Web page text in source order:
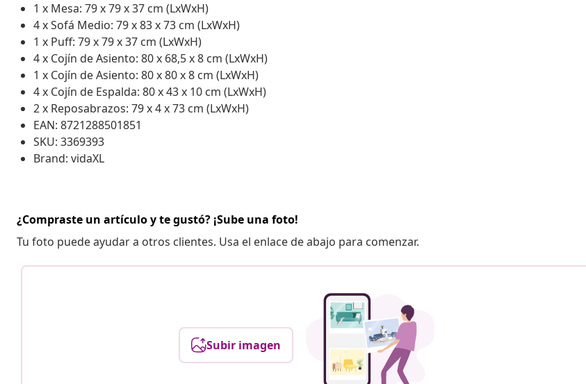
1 x Mesa: 79 x 79 x 37 cm (LxWxH)
4 x Sofá Medio: 79 x 83 x 73 cm (LxWxH)
1 x Puff: 79 x 79 x 37 cm (LxWxH)
4 x Cojín de Asiento: 80 x 68,5 x 8 cm (LxWxH)
1 x Cojín de Asiento: 80 x 80 x 8 cm (LxWxH)
4 x Cojín de Espalda: 80 x 43 x 10 cm (LxWxH)
2 x Reposabrazos: 79 x 4 x 73 cm (LxWxH)
EAN: 8721288501851
SKU: 3369393
Brand: vidaXL
¿Compraste un artículo y te gustó? ¡Sube una foto!
Tu foto puede ayudar a otros clientes. Usa el enlace de abajo para comenzar.
Subir imagen